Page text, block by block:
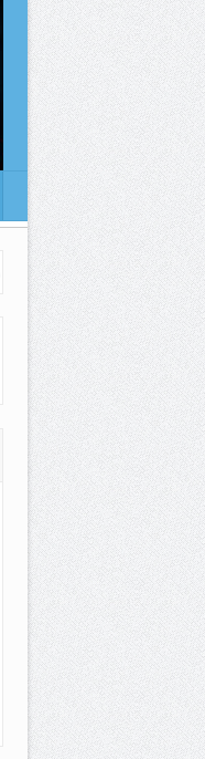
Pedro elnyűhetetlen!:-)